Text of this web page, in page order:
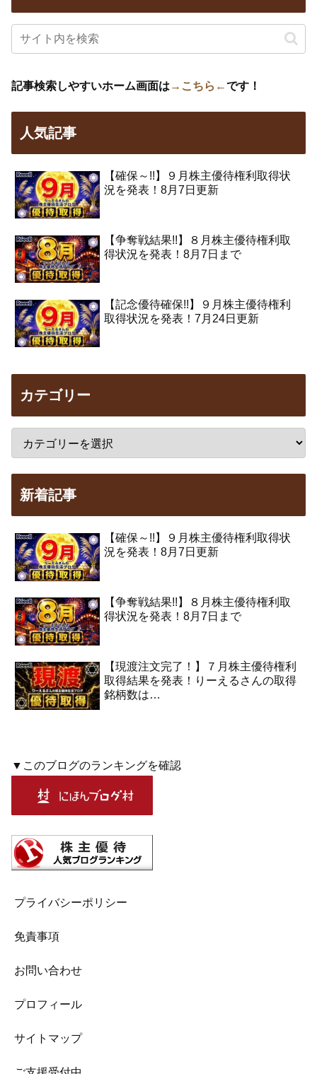
記事検索しやすいホーム画面は →こちら←です！
人気記事
【確保～!!】９月株主優待権利取得状
況を発表！8月7日更新
【争奪戦結果!!】８月株主優待権利取
得状況を発表！8月7日まで
【記念優待確保!!】９月株主優待権利
取得状況を発表！7月24日更新
カテゴリー
新着記事
【確保～!!】９月株主優待権利取得状
況を発表！8月7日更新
【争奪戦結果!!】８月株主優待権利取
得状況を発表！8月7日まで
【現渡注文完了！】７月株主優待権利
取得結果を発表！りーえるさんの取得
銘柄数は…
▼このブログのランキングを確認
プライバシーポリシー
免責事項
お問い合わせ
プロフィール
サイトマップ